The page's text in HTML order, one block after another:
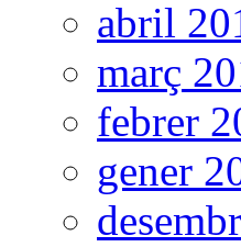
abril
març
febrer
gener